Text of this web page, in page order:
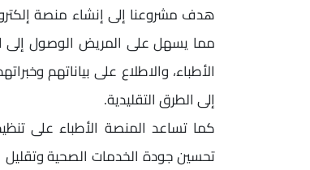
هدف مشروعنا إلى إنشاء منصة
مما يسهل على المريض الوصول إلى
الأطباء، والاطلاع على بياناتهم
إلى الطرق التقليدية.
كما تساعد المنصة الأطباء على
تحسين جودة الخدمات الصحية وتقليل